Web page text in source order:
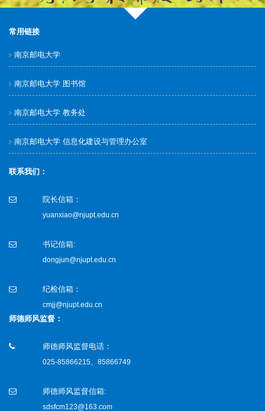
常用链接
南京邮电大学
南京邮电大学 图书馆
南京邮电大学 教务处
南京邮电大学 信息化建设与管理办公室
联系我们：
院长信箱：
yuanxiao@njupt.edu.cn
书记信箱:
dongjun@njupt.edu.cn
纪检信箱：
cmjj@njupt.edu.cn
师德师风监督：
师德师风监督电话：
025-85866215、85866749
师德师风监督信箱:
sdsfcm123@163.com